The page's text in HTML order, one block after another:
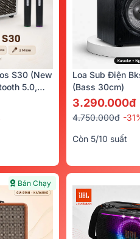
S30 (New
5.0,
Loa Sub Điện
(bass 30cm)
3.290.000đ
4.750.000đ -
Còn 5/10 suất
Bán Chạy